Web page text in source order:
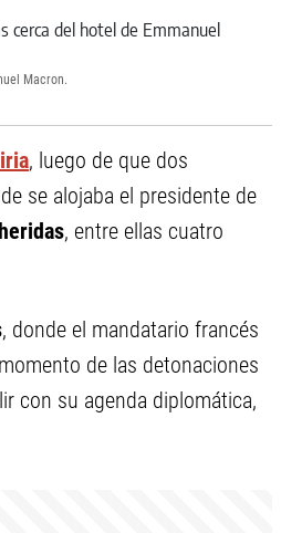
Macron.
, luego de que dos
se alojaba el presidente de
, entre ellas cuatro
, donde el mandatario francés
de las detonaciones
con su agenda diplomática,